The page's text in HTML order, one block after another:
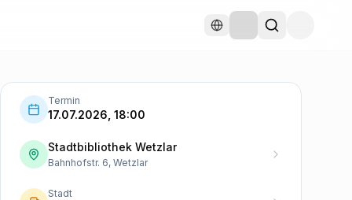
Termin
17.07.2026, 18:00
Stadtbibliothek Wetzlar
Bahnhofstr. 6, Wetzlar
Stadt